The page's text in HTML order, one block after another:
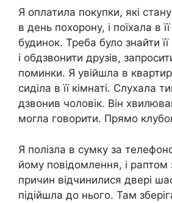
Я оплатила покупки, які
в день похорону, і поїхала в
будинок. Треба було знайти
і обдзвонити друзів,
поминки. Я увійшла в
сиділа в її кімнаті. Слухала
дзвонив чоловік. Він
могла говорити. Прямо
Я полізла в сумку за
йому повідомлення, і раптом
причин відчинилися двері
підійшла до нього. Там